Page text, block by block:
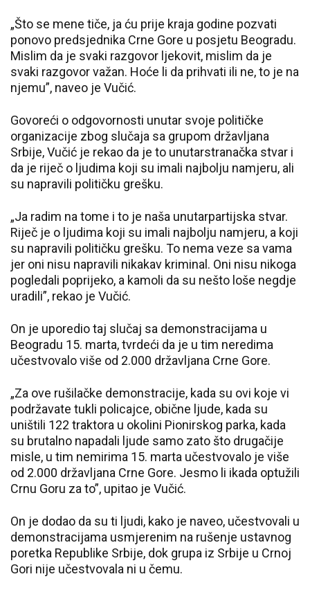
„Što se mene tiče, ja ću prije kraja godine pozvati
ponovo predsjednika Crne Gore u posjetu Beogradu.
Mislim da je svaki razgovor ljekovit, mislim da je
svaki razgovor važan. Hoće li da prihvati ili ne, to je na
njemu”, naveo je Vučić.
Govoreći o odgovornosti unutar svoje političke
organizacije zbog slučaja sa grupom državljana
Srbije, Vučić je rekao da je to unutarstranačka stvar i
da je riječ o ljudima koji su imali najbolju namjeru, ali
su napravili političku grešku.
„Ja radim na tome i to je naša unutarpartijska stvar.
Riječ je o ljudima koji su imali najbolju namjeru, a koji
su napravili političku grešku. To nema veze sa vama
jer oni nisu napravili nikakav kriminal. Oni nisu nikoga
pogledali poprijeko, a kamoli da su nešto loše negdje
uradili”, rekao je Vučić.
On je uporedio taj slučaj sa demonstracijama u
Beogradu 15. marta, tvrdeći da je u tim neredima
učestvovalo više od 2.000 državljana Crne Gore.
„Za ove rušilačke demonstracije, kada su ovi koje vi
podržavate tukli policajce, obične ljude, kada su
uništili 122 traktora u okolini Pionirskog parka, kada
su brutalno napadali ljude samo zato što drugačije
misle, u tim nemirima 15. marta učestvovalo je više
od 2.000 državljana Crne Gore. Jesmo li ikada optužili
Crnu Goru za to”, upitao je Vučić.
On je dodao da su ti ljudi, kako je naveo, učestvovali u
demonstracijama usmjerenim na rušenje ustavnog
poretka Republike Srbije, dok grupa iz Srbije u Crnoj
Gori nije učestvovala ni u čemu.